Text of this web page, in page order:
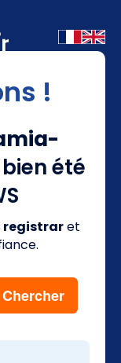
!
été
registraret